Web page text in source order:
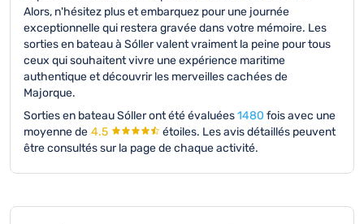
Alors, n'hésitez plus et embarquez pour une journée
exceptionnelle qui restera gravée dans votre mémoire. Les
sorties en bateau à Sóller valent vraiment la peine pour tous
ceux qui souhaitent vivre une expérience maritime
authentique et découvrir les merveilles cachées de
Majorque.
Sorties en bateau Sóller ont été évaluées1480 fois avec une
moyenne de 4.5 étoiles. Les avis détaillés peuvent
être consultés sur la page de chaque activité.